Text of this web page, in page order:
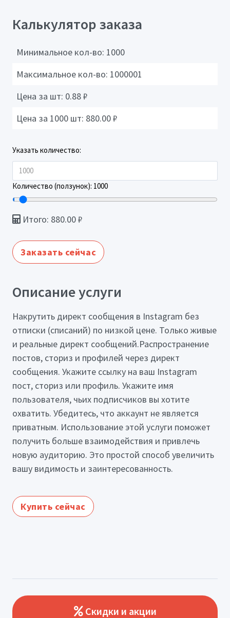
Калькулятор заказа
Минимальное кол-во: 1000
Максимальное кол-во: 1000001
Цена за шт: 0.88₽
Цена за 1000 шт: 880.00₽
Указать количество:
Количество (ползунок): 1000
Итого: 880.00₽
Заказать сейчас
Описание услуги
Накрутить директ сообщения в Instagram без
отписки (списаний) по низкой цене. Только живые
и реальные директ сообщений.Распространение
постов, сториз и профилей через директ
сообщения. Укажите ссылку на ваш Instagram
пост, сториз или профиль. Укажите имя
пользователя, чьих подписчиков вы хотите
охватить. Убедитесь, что аккаунт не является
приватным. Использование этой услуги поможет
получить больше взаимодействия и привлечь
новую аудиторию. Это простой способ увеличить
вашу видимость и заинтересованность.
Купить сейчас
Скидки и акции